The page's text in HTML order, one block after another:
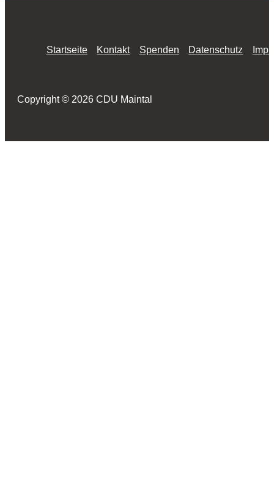
Startseite Kontakt Spenden Datenschutz
Copyright © 2026 CDU Maintal